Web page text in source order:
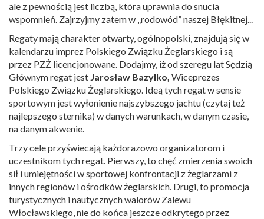
ale z pewnością jest liczbą, która uprawnia do snucia
wspomnień. Zajrzyjmy zatem w „rodowód” naszej Błękitnej...
Regaty mają charakter otwarty, ogólnopolski, znajdują się w
kalendarzu imprez Polskiego Związku Żeglarskiego i są
przez PZŻ licencjonowane. Dodajmy, iż od szeregu lat Sędzią
Głównym regat jest Jarosław Bazylko, Wiceprezes
Polskiego Związku Żeglarskiego. Ideą tych regat w sensie
sportowym jest wyłonienie najszybszego jachtu (czytaj też
najlepszego sternika) w danych warunkach, w danym czasie,
na danym akwenie.
Trzy cele przyświecają każdorazowo organizatorom i
uczestnikom tych regat. Pierwszy, to chęć zmierzenia swoich
sił i umiejętności w sportowej konfrontacji z żeglarzami z
innych regionów i ośrodków żeglarskich. Drugi, to promocja
turystycznych i nautycznych walorów Zalewu
Włocławskiego, nie do końca jeszcze odkrytego przez